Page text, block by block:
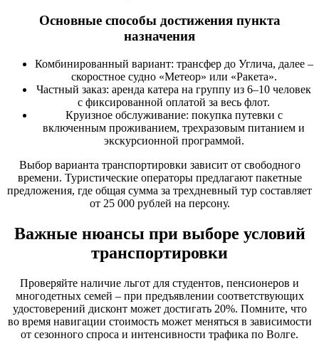
Основные способы достижения пункта
назначения
Комбинированный вариант: трансфер до Углича, далее –
скоростное судно «Метеор» или «Ракета».
Частный заказ: аренда катера на группу из 6–10 человек
с фиксированной оплатой за весь флот.
Круизное обслуживание: покупка путевки с
включенным проживанием, трехразовым питанием и
экскурсионной программой.
Выбор варианта транспортировки зависит от свободного
времени. Туристические операторы предлагают пакетные
предложения, где общая сумма за трехдневный тур составляет
от 25 000 рублей на персону.
Важные нюансы при выборе условий
транспортировки
Проверяйте наличие льгот для студентов, пенсионеров и
многодетных семей – при предъявлении соответствующих
удостоверений дисконт может достигать 20%. Помните, что
во время навигации стоимость может меняться в зависимости
от сезонного спроса и интенсивности трафика по Волге.